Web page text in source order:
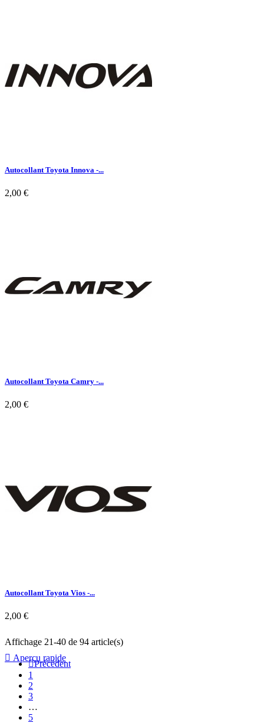
Autocollant Toyota Innova -...
2,00 €
Autocollant Toyota Camry -...
2,00 €
Autocollant Toyota Vios -...
2,00 €
 Aperçu rapide
Affichage 21-40 de 94 article(s)
Précédent
1
2
3
…
5